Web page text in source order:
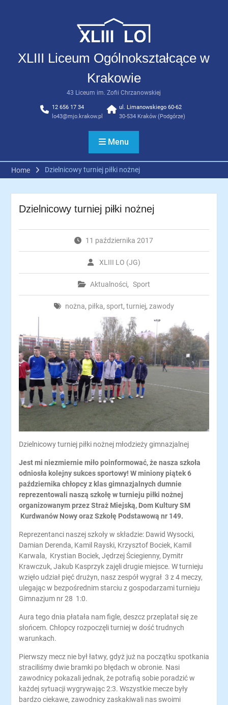
XLIII Liceum Ogólnokształcące w
Krakowie
43 Liceum im. Zofii Chrzanowskiej
12 656 17 34
lo43@mjo.krakow.pl
ul. Limanowskiego 60-62
30-534 Kraków (Podgórze)
Menu
Home Dzielnicowy turniej piłki nożnej
Dzielnicowy turniej piłki nożnej
11 października 2017
XLIII LO (JG)
Aktualności, Sport
nożna, piłka, sport, turniej, zawody
Dzielnicowy turniej piłki nożnej młodzieży gimnazjalnej
Jest mi niezmiernie miło poinformować, że nasza szkoła
odniosła kolejny sukces sportowy! W miniony piątek 6
października chłopcy z klas gimnazjalnych dumnie
reprezentowali naszą szkołę w turnieju piłki nożnej
organizowanym przez Straż Miejską, Dom Kultury SM
Kurdwanów Nowy oraz Szkołę Podstawową nr 149.
Reprezentanci naszej szkoły w składzie: Dawid Wysocki,
Damian Derenda, Kamil Rayski, Krzysztof Bociek, Kamil
Karwala, Krystian Bociek, Jędrzej Ściegienny, Dymitr
Krawczuk, Jakub Kasprzyk zajęli drugie miejsce. W turnieju
wzięło udział pięć drużyn, nasz zespół wygrał 3 z 4 meczy,
ulegając w bezpośrednim starciu z gospodarzami turnieju
Gimnazjum nr 28 1:0.
Aura tego dnia płatała nam figle, deszcz przeplatał się ze
słońcem. Chłopcy rozpoczęli turniej w dość trudnych
warunkach.
Pierwszy mecz nie był łatwy, gdyż już na początku spotkania
straciliśmy dwie bramki po błędach w obronie. Nasi
zawodnicy pokazali jednak, że potrafią sobie poradzić w
każdej sytuacji wygrywając 2:3. Wszystkie mecze były
bardzo ciekawe, zawodnicy zaskakiwali nas swoimi